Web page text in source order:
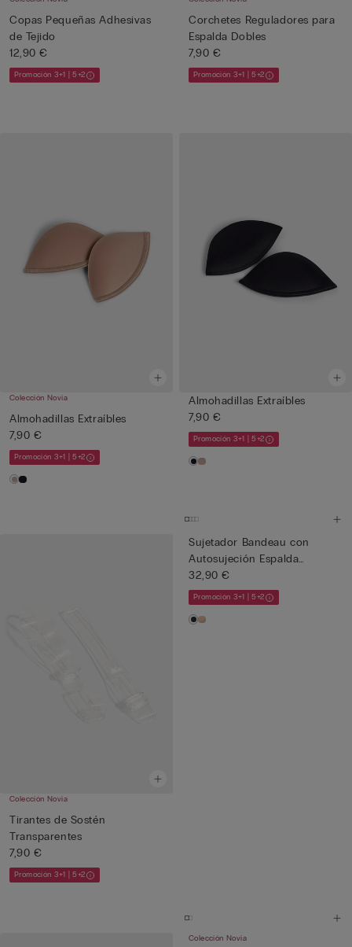
Copas Pequeñas Adhesivas
de Tejido
12,90 €
Promoción 3+1 | 5+2
Corchetes Reguladores para
Espalda Dobles
7,90 €
Promoción 3+1 | 5+2
Colección Novia
Almohadillas Extraíbles
7,90 €
Promoción 3+1 | 5+2
Almohadillas Extraíbles
7,90 €
Promoción 3+1 | 5+2
Colección Novia
Tirantes de Sostén
Transparentes
7,90 €
Promoción 3+1 | 5+2
Sujetador Bandeau con
Autosujeción Espalda
Transpa...
32,90 €
Promoción 3+1 | 5+2
Colección Novia